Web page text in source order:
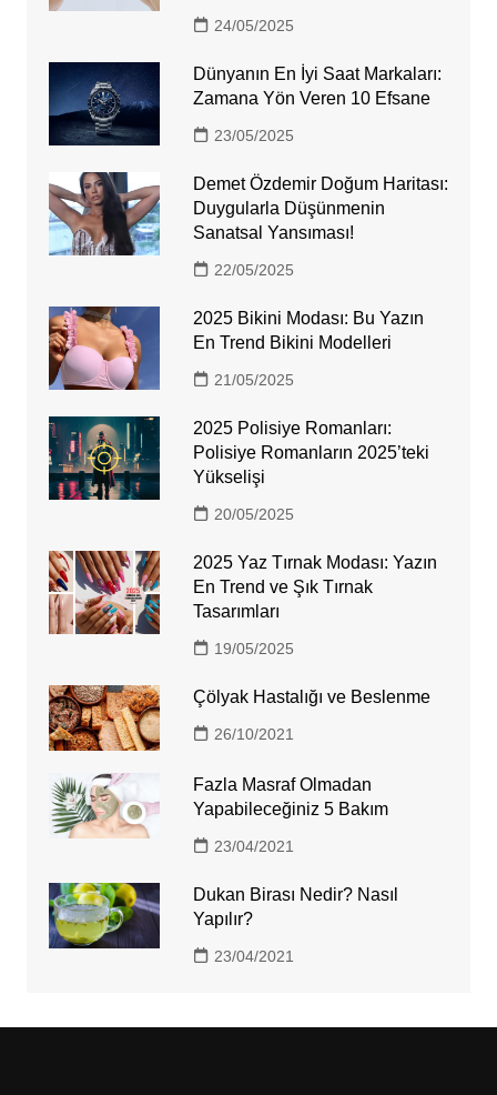
24/05/2025
Dünyanın En İyi Saat Markaları:
Zamana Yön Veren 10 Efsane
23/05/2025
Demet Özdemir Doğum Haritası:
Duygularla Düşünmenin
Sanatsal Yansıması!
22/05/2025
2025 Bikini Modası: Bu Yazın
En Trend Bikini Modelleri
21/05/2025
2025 Polisiye Romanları:
Polisiye Romanların 2025’teki
Yükselişi
20/05/2025
2025 Yaz Tırnak Modası: Yazın
En Trend ve Şık Tırnak
Tasarımları
19/05/2025
Çölyak Hastalığı ve Beslenme
26/10/2021
Fazla Masraf Olmadan
Yapabileceğiniz 5 Bakım
23/04/2021
Dukan Birası Nedir? Nasıl
Yapılır?
23/04/2021